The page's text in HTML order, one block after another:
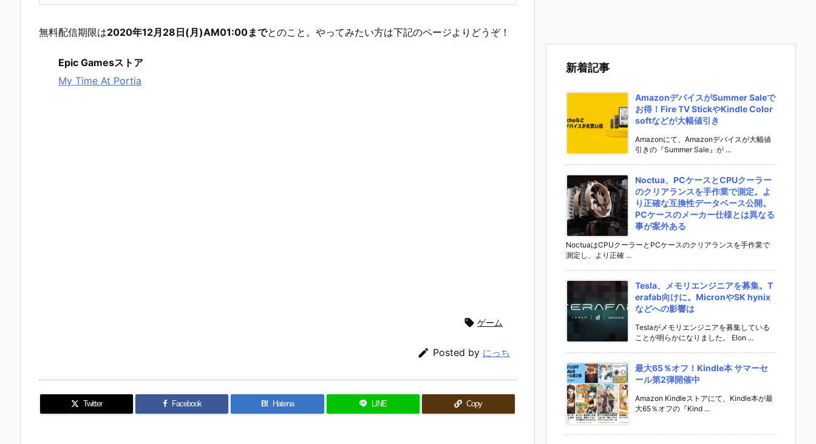
無料配信期限は2020年12月28日(月)AM01:00までとのこと。やってみたい方は下記のページよりどうぞ！
Epic Gamesストア
My Time At Portia
 ゲーム
 Posted by にっち
Twitter Facebook B! Hatena LINE Copy
新着記事
AmazonデバイスがSummer Saleで
お得！Fire TV StickやKindle Color
softなどが大幅値引き
Amazonにて、Amazonデバイスが大幅値
引きの『Summer Sale』が ...
Noctua、PCケースとCPUクーラー
のクリアランスを手作業で測定。よ
り正確な互換性データベース公開。
PCケースのメーカー仕様とは異なる
事が案外ある
NoctuaはCPUクーラーとPCケースのクリアランスを手作業で
測定し、より正確 ...
Tesla、メモリエンジニアを募集。T
erafab向けに。MicronやSK hynix
などへの影響は
Teslaがメモリエンジニアを募集している
ことが明らかになりました。 Elon ...
最大65％オフ！Kindle本 サマーセ
ール第2弾開催中
Amazon Kindleストアにて、Kindle本が最
大65％オフの『Kind ...